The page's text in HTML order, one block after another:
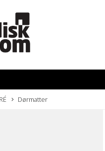
Dørmatter